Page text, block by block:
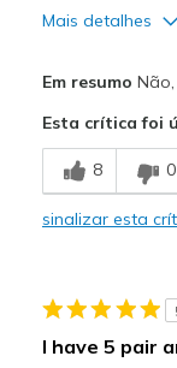
Mais detalhes
Stylish
Contras
Heel blisters
Em resumo
Esta crítica foi
8 0
sinalizar esta
I have 5 pair